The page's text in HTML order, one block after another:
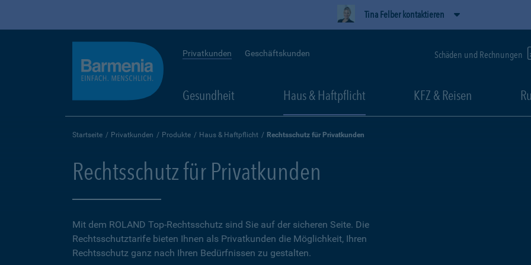
Tina Felber kontaktieren
Privatkunden Geschäftskunden Schäden und Rechnungen
Gesundheit Haus & Haftpflicht KFZ & Reisen
Startseite Privatkunden Produkte Haus & Haftpflicht Rechtsschutz für Privatkunden
Rechtsschutz für Privatkunden
Mit dem ROLAND Top-Rechtsschutz sind Sie auf der sicheren Seite. Die
Rechtsschutztarife bieten Ihnen als Privatkunden die Möglichkeit, Ihren
Rechtsschutz ganz nach Ihren Bedürfnissen zu gestalten.